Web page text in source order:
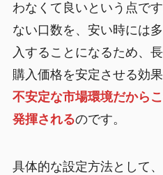
わなくて良いという点で
ない口数を、安い時には
入することになるため、
購入価格を安定させる効果
不安定な市場環境だから
発揮されるのです。
具体的な設定方法として